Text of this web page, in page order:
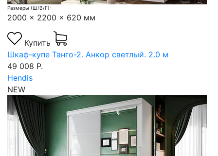
Размеры (Ш/В/Г):
2000 x 2200 x 620 мм
Купить
Шкаф-купе Танго-2. Анкор светлый. 2.0 м
49 008 Р.
Hendis
NEW